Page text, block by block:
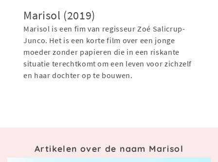
Marisol (2019)
Marisol is een fim van regisseur Zoé Salicrup-
Junco. Het is een korte film over een jonge
moeder zonder papieren die in een riskante
situatie terechtkomt om een ​​leven voor zichzelf
en haar dochter op te bouwen.
Artikelen over de naam Marisol